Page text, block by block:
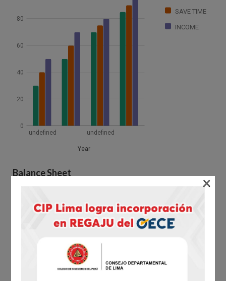
SAVE TIME
INCOME
undefined undefined
Year
0
20
40
60
80
Balance Sheet
Suspendisse blandit congue rutrum. Proin nec porttitor arcu. Etiam a
dictum odio. Vivamus massa purus, dignissim vitae volutpat ac,
arcu, tempor eu dolor nec, suscipit laoreet odio. Donec mattis est
eget sem euismod, in cursus massa ullamcorper.
×